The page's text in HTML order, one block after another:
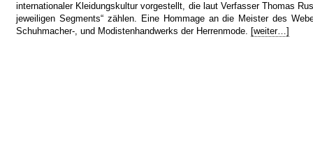
internationaler Kleidungskultur vorgestellt, die laut Verfasser Thomas
jeweiligen Segments“ zählen. Eine Hommage an die Meister des
Schuhmacher-, und Modistenhandwerks der Herrenmode. [weiter…]